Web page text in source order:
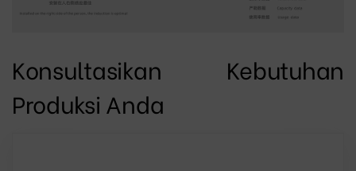
Konsultasikan Kebutuhan
Produksi Anda